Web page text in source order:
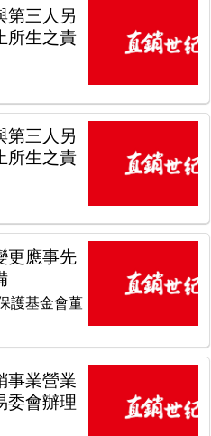
第三人另
所生之責
第三人另
所生之責
更應事先
護基金會董
事業營業
委會辦理